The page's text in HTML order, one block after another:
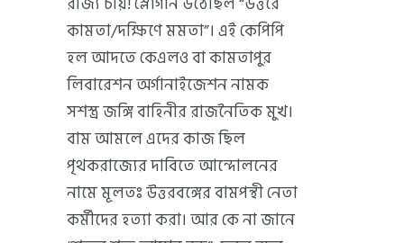
কামতা/দক্ষিণে মমতা”। এই কেপিপি
হল আদতে কেএলও বা কামতাপুর
লিবারেশন অর্গানাইজেশন নামক
সশস্ত্র জঙ্গি বাহিনীর রাজনৈতিক মুখ।
বাম আমলে এদের কাজ ছিল
পৃথকরাজ্যের দাবিতে আন্দোলনের
নামে মূলতঃ উত্তরবঙ্গের বামপন্থী নেতা
কর্মীদের হত্যা করা। আর কে না জানে